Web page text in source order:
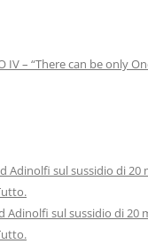
IV – “There can be only
Adinolfi sul sussidio di 20
Adinolfi sul sussidio di 20